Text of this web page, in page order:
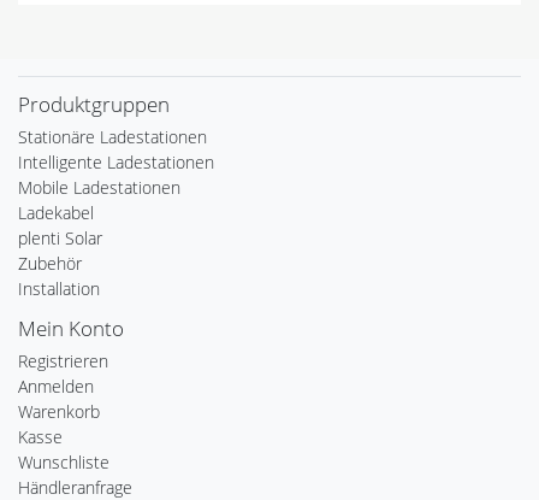
Produktgruppen
Stationäre Ladestationen
Intelligente Ladestationen
Mobile Ladestationen
Ladekabel
plenti Solar
Zubehör
Installation
Mein Konto
Registrieren
Anmelden
Warenkorb
Kasse
Wunschliste
Händleranfrage